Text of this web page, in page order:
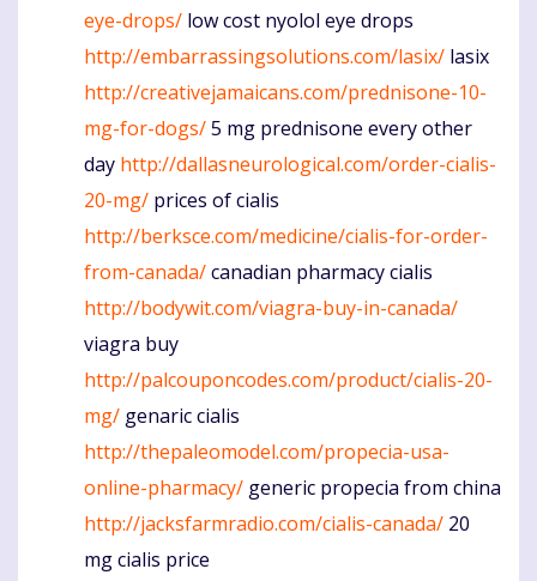
eye-drops/ low cost nyolol eye drops
http://embarrassingsolutions.com/lasix/ lasix
http://creativejamaicans.com/prednisone-10-
mg-for-dogs/5 mg prednisone every other
day http://dallasneurological.com/order-cialis-
20-mg/ prices of cialis
http://berksce.com/medicine/cialis-for-order-
from-canada/canadian pharmacy cialis
http://bodywit.com/viagra-buy-in-canada/
viagra buy
http://palcouponcodes.com/product/cialis-20-
mg/ genaric cialis
http://thepaleomodel.com/propecia-usa-
online-pharmacy/ generic propecia from china
http://jacksfarmradio.com/cialis-canada/ 20
mg cialis price